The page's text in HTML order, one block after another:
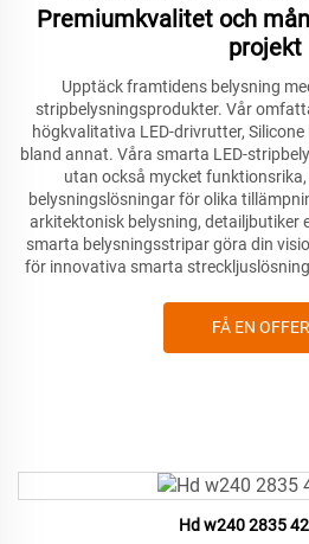
Premiumkvalitet och
projekt
Upptäck framtidens belysning
stripbelysningsprodukter. Vår
högkvalitativa LED-drivrutter, Silicone
bland annat. Våra smarta LED-
utan också mycket
belysningslösningar för olika
arkitektonisk belysning, detailjbutiker
smarta belysningsstripar göra din
för innovativa smarta
FÅ EN
Hd w240 2835